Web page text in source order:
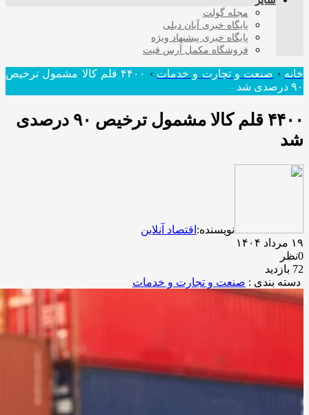
مجله گولت
پایگاه خبری آبان دیلی
پایگاه خبری پیشنهاد ویژه
فروشگاه مکمل آرس فیت
خانه › صنعت و تجارت و خدمات ›
۴۴۰۰ قلم کالا مشمول ترخیص
۹۰ درصدی شد
۴۴۰۰ قلم کالا مشمول ترخیص ۹۰ درصدی
شد
نویسنده: اقتصاد آنلاین
۱۹ مرداد ۱۴۰۴
0نظر
72 بازدید
دسته بندی : صنعت و تجارت و خدمات